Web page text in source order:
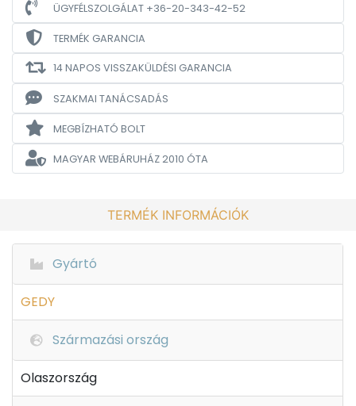
ÜGYFÉLSZOLGÁLAT +36-20-343-42-52
TERMÉK GARANCIA
14 NAPOS VISSZAKÜLDÉSI GARANCIA
SZAKMAI TANÁCSADÁS
MEGBÍZHATÓ BOLT
MAGYAR WEBÁRUHÁZ2010 ÓTA
TERMÉK INFORMÁCIÓK
Gyártó
GEDY
Származási ország
Olaszország